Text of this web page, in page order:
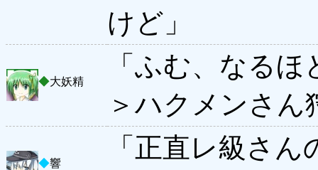
けど」
◆大妖精
「ふむ、なるほ
＞ハクメンさん
◆響
「正直レ級さ